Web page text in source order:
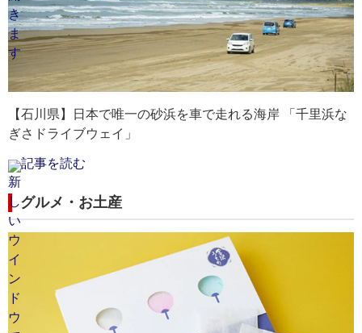
【石川県】日本で唯一の砂浜を車で走れる海岸 「千里浜な
ぎさドライブウェイ」
記事を読む
グルメ・お土産